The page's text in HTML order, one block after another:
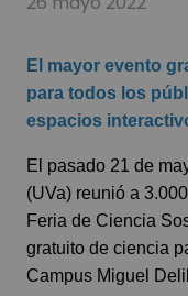
El mayor evento
para todos los
espacios
El pasado 21 de
(UVa) reunió a
Feria de Ciencia
gratuito de ciencia
Campus Miguel